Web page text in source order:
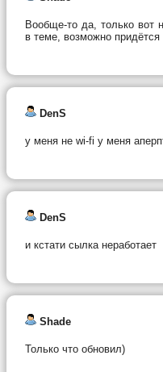
Вообще-то да, только вот
в теме, возможно придётся
DenS
у меня не wi-fi у меня
DenS
и кстати сылка неработает
Shade
Только что обновил)